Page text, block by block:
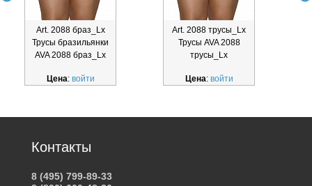
Art. 2088 браз_Lx
Трусы бразильянки
AVA 2088 браз_Lx
Цена: войти
Art. 2088 трусы_Lx
Трусы AVA 2088
трусы_Lx
Цена: войти
Контакты
8 (495) 799-89-33